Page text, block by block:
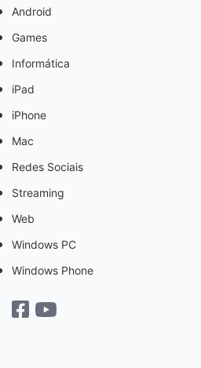
Android
Games
Informática
iPad
iPhone
Mac
Redes Sociais
Streaming
Web
Windows PC
Windows Phone